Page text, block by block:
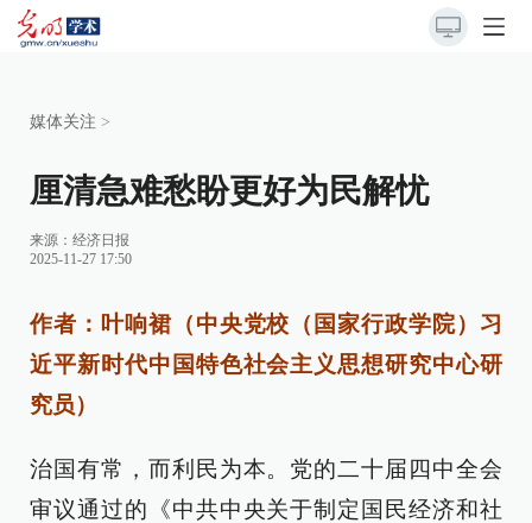
媒体关注 >
厘清急难愁盼更好为民解忧
来源： 经济日报
2025-11-27 17:50
作者：叶响裙（中央党校（国家行政学院）习
近平新时代中国特色社会主义思想研究中心研
究员）
治国有常，而利民为本。党的二十届四中全会
审议通过的《中共中央关于制定国民经济和社